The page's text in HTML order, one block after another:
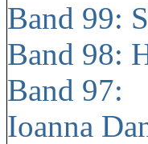
Band 99:
Band 98:
Band 97:
Ioanna